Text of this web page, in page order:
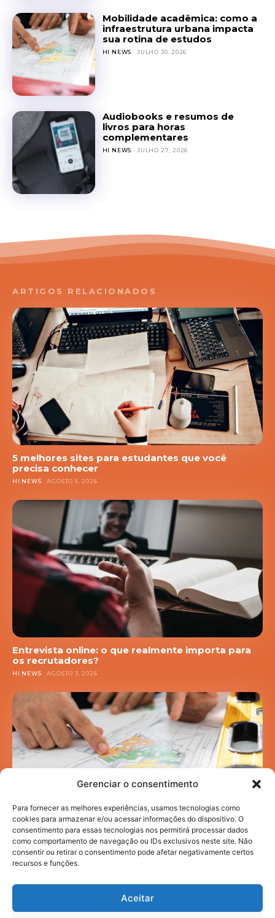
Gerenciar o consentimento
Para fornecer as melhores experiências, usamos tecnologias como
cookies para armazenar e/ou acessar informações do dispositivo. O
consentimento para essas tecnologias nos permitirá processar dados
como comportamento de navegação ou IDs exclusivos neste site. Não
consentir ou retirar o consentimento pode afetar negativamente certos
recursos e funções.
Aceitar
Mobilidade acadêmica: como a
infraestrutura urbana impacta
sua rotina de estudos
HI NEWS JULHO 30, 2026
Audiobooks e resumos de
livros para horas
complementares
HI NEWS JULHO 27, 2026
ARTIGOS RELACIONADOS
5 melhores sites para estudantes que você
precisa conhecer
HI NEWS AGOSTO 6, 2026
Entrevista online: o que realmente importa para
os recrutadores?
HI NEWS AGOSTO 3, 2026
Mobilidade acadêmica: como a infraestrutura
urbana impacta sua rotina de estudos
HI NEWS JULHO 30, 2026